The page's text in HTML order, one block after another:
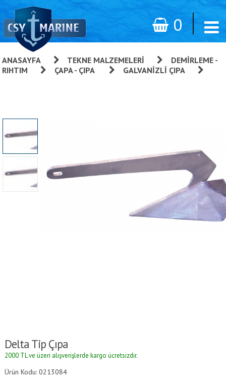
0
ANASAYFA TEKNE MALZEMELERI
DEMIRLEME -
RIHTIM
ÇAPA - ÇIPA GALVANIZLI ÇIPA
Delta Tip Çıpa
2000 TL ve üzeri alışverişlerde kargo ücretsizdir.
Ürün Kodu: 0213084